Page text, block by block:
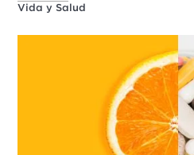
Vida y Salud